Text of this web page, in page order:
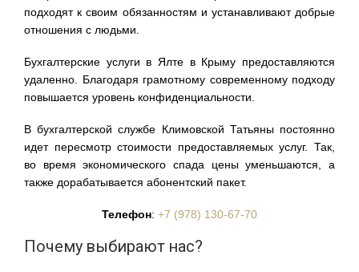
подходят к своим обязанностям и устанавливают добрые
отношения с людьми.
Бухгалтерские услуги в Ялте в Крыму предоставляются
удаленно. Благодаря грамотному современному подходу
повышается уровень конфиденциальности.
В бухгалтерской службе Климовской Татьяны постоянно
идет пересмотр стоимости предоставляемых услуг. Так,
во время экономического спада цены уменьшаются, а
также дорабатывается абонентский пакет.
Телефон: +7 (978) 130-67-70
Почему выбирают нас?